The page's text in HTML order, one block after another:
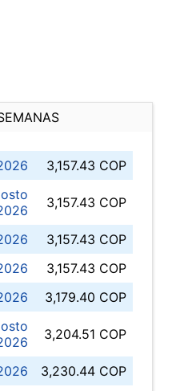
3,157.43 COP
3,157.43 COP
3,157.43 COP
3,157.43 COP
3,179.40 COP
3,204.51 COP
3,230.44 COP